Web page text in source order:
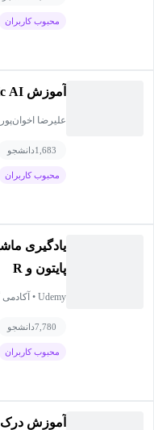
محبوب کاربران
آموزش Agentic AI با پایتون
علیرضا
1,683دانشجو
محبوب کاربران
یادگیری
پایتون و R
7,780دانشجو
محبوب کاربران
آموزش